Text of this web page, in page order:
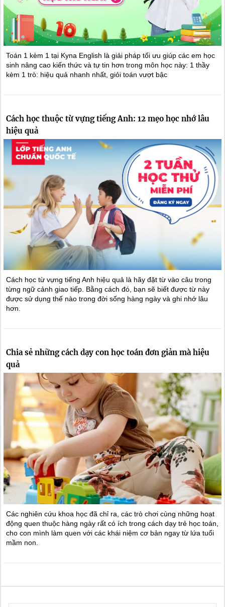
Toán 1 kèm 1 tại Kyna English là giải pháp tối ưu giúp các em học
sinh nâng cao kiến thức và tự tin hơn trong môn học này: 1 thầy
kèm 1 trò: hiệu quả nhanh nhất, giỏi toán vượt bậc
Cách học thuộc từ vựng tiếng Anh: 12 mẹo học nhớ lâu
hiệu quả
Cách học từ vựng tiếng Anh hiệu quả là hãy đặt từ vào câu trong
từng ngữ cảnh giao tiếp. Bằng cách đó, bạn sẽ biết được từ này
được sử dụng thế nào trong đời sống hàng ngày và ghi nhớ lâu
hơn.
Chia sẻ những cách dạy con học toán đơn giản mà hiệu
quả
Các nghiên cứu khoa học đã chỉ ra, các trò chơi cùng những hoạt
động quen thuộc hàng ngày rất có ích trong cách dạy trẻ học toán,
cho con mình làm quen với các khái niệm cơ bản ngay từ lứa tuổi
mầm non.